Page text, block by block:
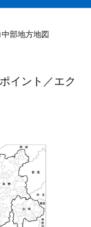

検索
中部地方地図
イント／エク